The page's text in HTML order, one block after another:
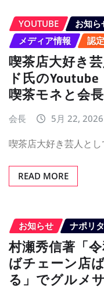
YOUTUBE お知ら
メディア情報
認
喫茶店大好き
ド氏の
喫茶モネと会
会長 5月 22, 2026
喫茶店大好き芸人と
READ MORE
お知らせ ナポリ
村瀬秀信著「
ばチェーン店
る」でグルメ